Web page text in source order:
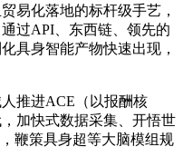
易化落地的标杆级手艺，
过API、东西链、领先的
具身智能产物快速出现，
推进ACE（以报酬核
加快式数据采集、开悟世
鞭策具身超等大脑模组规